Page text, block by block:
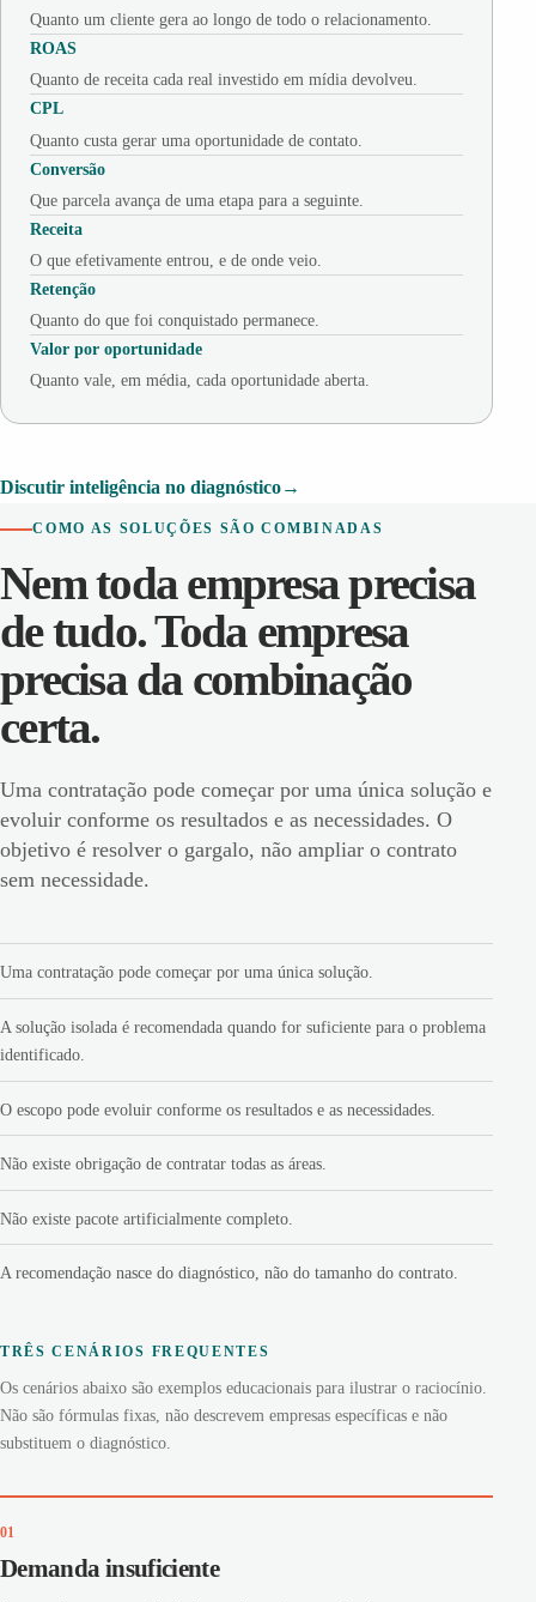
Quanto um cliente gera ao longo de todo o relacionamento.
ROAS
Quanto de receita cada real investido em mídia devolveu.
CPL
Quanto custa gerar uma oportunidade de contato.
Conversão
Que parcela avança de uma etapa para a seguinte.
Receita
O que efetivamente entrou, e de onde veio.
Retenção
Quanto do que foi conquistado permanece.
Valor por oportunidade
Quanto vale, em média, cada oportunidade aberta.
Discutir inteligência no diagnóstico
COMO AS SOLUÇÕES SÃO COMBINADAS
Nem toda empresa precisa
de tudo. Toda empresa
precisa da combinação
certa.
Uma contratação pode começar por uma única solução e
evoluir conforme os resultados e as necessidades. O
objetivo é resolver o gargalo, não ampliar o contrato
sem necessidade.
Uma contratação pode começar por uma única solução.
A solução isolada é recomendada quando for suficiente para o problema
identificado.
O escopo pode evoluir conforme os resultados e as necessidades.
Não existe obrigação de contratar todas as áreas.
Não existe pacote artificialmente completo.
A recomendação nasce do diagnóstico, não do tamanho do contrato.
TRÊS CENÁRIOS FREQUENTES
Os cenários abaixo são exemplos educacionais para ilustrar o raciocínio.
Não são fórmulas fixas, não descrevem empresas específicas e não
substituem o diagnóstico.
01
Demanda insuficiente